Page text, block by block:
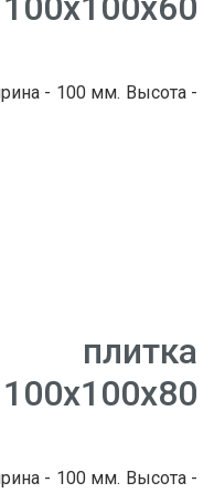
- 100 мм. Высота -
плитка
- 100 мм. Высота -